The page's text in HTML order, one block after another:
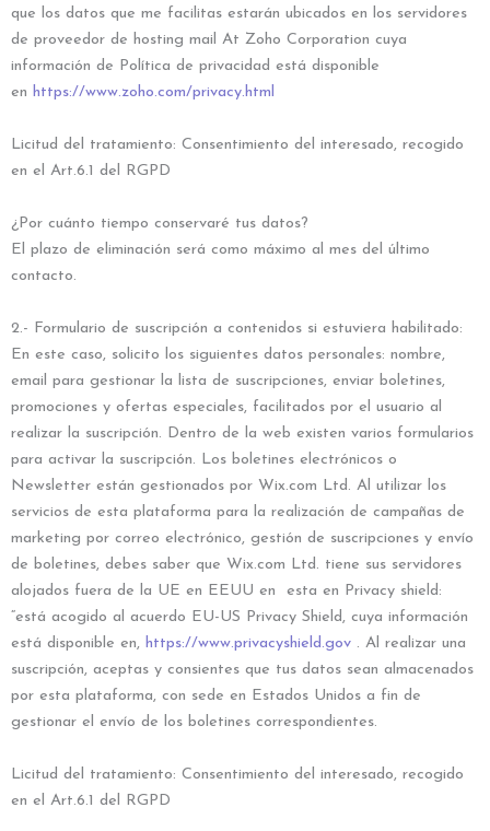
que los datos que me facilitas estarán ubicados en los servidores
de proveedor de hosting mail At Zoho Corporation cuya
información de Política de privacidad está disponible
en https://www.zoho.com/privacy.html
Licitud del tratamiento: Consentimiento del interesado, recogido
en el Art.6.1 del RGPD
¿Por cuánto tiempo conservaré tus datos?
El plazo de eliminación será como máximo al mes del último
contacto.
2.- Formulario de suscripción a contenidos si estuviera habilitado:
En este caso, solicito los siguientes datos personales: nombre,
email para gestionar la lista de suscripciones, enviar boletines,
promociones y ofertas especiales, facilitados por el usuario al
realizar la suscripción. Dentro de la web existen varios formularios
para activar la suscripción. Los boletines electrónicos o
Newsletter están gestionados por Wix.com Ltd. Al utilizar los
servicios de esta plataforma para la realización de campañas de
marketing por correo electrónico, gestión de suscripciones y envío
de boletines, debes saber que Wix.com Ltd. tiene sus servidores
alojados fuera de la UE en EEUU en esta en Privacy shield:
“está acogido al acuerdo EU-US Privacy Shield, cuya información
está disponible en, https://www.privacyshield.gov . Al realizar una
suscripción, aceptas y consientes que tus datos sean almacenados
por esta plataforma, con sede en Estados Unidos a fin de
gestionar el envío de los boletines correspondientes.
Licitud del tratamiento: Consentimiento del interesado, recogido
en el Art.6.1 del RGPD